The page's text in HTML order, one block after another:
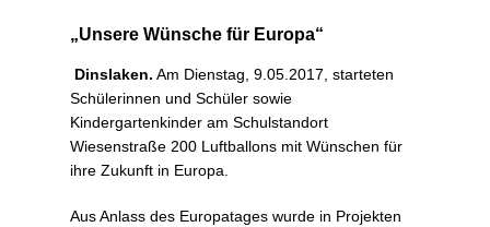
„Unsere Wünsche für Europa“
Dinslaken. Am Dienstag, 9.05.2017, starteten
Schülerinnen und Schüler sowie
Kindergartenkinder am Schulstandort
Wiesenstraße 200 Luftballons mit Wünschen für
ihre Zukunft in Europa.
Aus Anlass des Europatages wurde in Projekten